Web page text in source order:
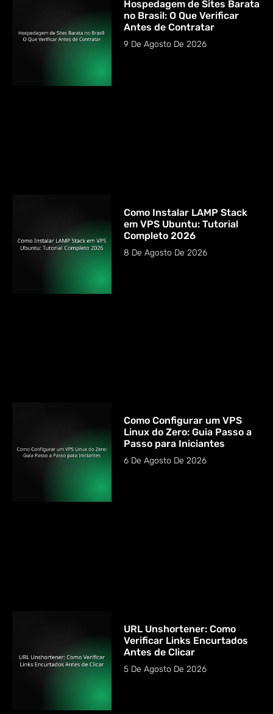
Hospedagem de Sites Barata
no Brasil: O Que Verificar
Antes de Contratar
9 De Agosto De 2026
Como Instalar LAMP Stack
em VPS Ubuntu: Tutorial
Completo 2026
8 De Agosto De 2026
Como Configurar um VPS
Linux do Zero: Guia Passo a
Passo para Iniciantes
6 De Agosto De 2026
URL Unshortener: Como
Verificar Links Encurtados
Antes de Clicar
5 De Agosto De 2026